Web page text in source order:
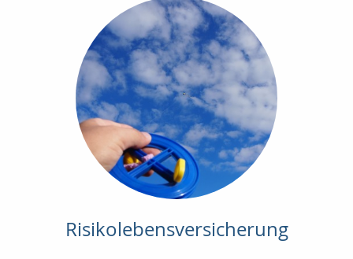
Risikolebensversicherung